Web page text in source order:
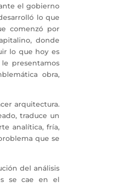
el gobierno
lo que
comenzó por
donde
lo que hoy es
presentamos
obra,
arquitectura.
traduce un
analítica, fría,
que se
del análisis
se cae en el